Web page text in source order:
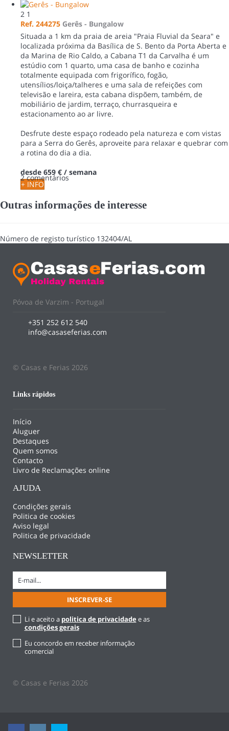
2 1
Ref. 244275 Gerês - Bungalow
Situada a 1 km da praia de areia "Praia Fluvial da Seara" e
localizada próxima da Basílica de S. Bento da Porta Aberta e
da Marina de Rio Caldo, a Cabana T1 da Carvalha é um
estúdio com 1 quarto, uma casa de banho e cozinha
totalmente equipada com frigorífico, fogão,
utensílios/loiça/talheres e uma sala de refeições com
televisão e lareira, esta cabana dispõem, também, de
mobiliário de jardim, terraço, churrasqueira e
estacionamento ao ar livre.
Desfrute deste espaço rodeado pela natureza e com vistas
para a Serra do Gerês, aproveite para relaxar e quebrar com
a rotina do dia a dia.
2 comentários
desde 659 € / semana
+ INFO
Outras informações de interesse
Número de registo turístico 132404/AL
Póvoa de Varzim - Portugal
+351 252 612 540
info@casaseferias.com
© Casas e Ferias 2026
Links rápidos
Início
Aluguer
Destaques
Quem somos
Contacto
Livro de Reclamações online
AJUDA
Condições gerais
Politica de cookies
Aviso legal
Politica de privacidade
NEWSLETTER
Li e aceito a politica de privacidade e as
condições gerais
Eu concordo em receber informação
comercial
© Casas e Ferias 2026